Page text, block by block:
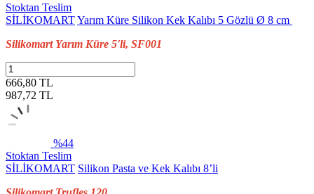
Stoktan Teslim
SİLİKOMARTYarım Küre Silikon Kek Kalıbı 5 Gözlü Ø 8 cm
Silikomart Yarım Küre 5'li, SF001
666,80 TL
987,72 TL
%44
Stoktan Teslim
SİLİKOMART Silikon Pasta ve Kek Kalıbı 8’li